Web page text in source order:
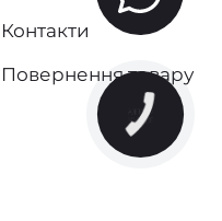
Контакти
Повернення товару